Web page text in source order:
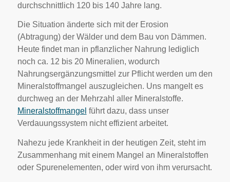
durchschnittlich 120 bis 140 Jahre lang.
Die Situation änderte sich mit der Erosion
(Abtragung) der Wälder und dem Bau von Dämmen.
Heute findet man in pflanzlicher Nahrung lediglich
noch ca. 12 bis 20 Mineralien, wodurch
Nahrungsergänzungsmittel zur Pflicht werden um den
Mineralstoffmangel auszugleichen. Uns mangelt es
durchweg an der Mehrzahl aller Mineralstoffe.
Mineralstoffmangel führt dazu, dass unser
Verdauungssystem nicht effizient arbeitet.
Nahezu jede Krankheit in der heutigen Zeit, steht im
Zusammenhang mit einem Mangel an Mineralstoffen
oder Spurenelementen, oder wird von ihm verursacht.